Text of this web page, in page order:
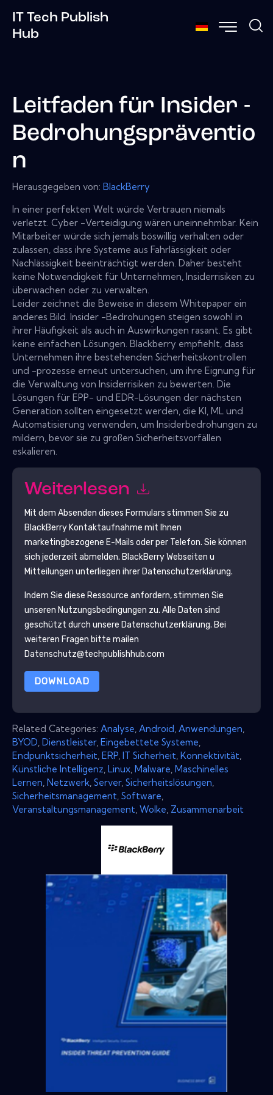
IT Tech Publish
Hub
Leitfaden für Insider -
Bedrohungspräventio
n
Herausgegeben von: BlackBerry
In einer perfekten Welt würde Vertrauen niemals
verletzt. Cyber ​​-Verteidigung wären uneinnehmbar. Kein
Mitarbeiter würde sich jemals böswillig verhalten oder
zulassen, dass ihre Systeme aus Fahrlässigkeit oder
Nachlässigkeit beeinträchtigt werden. Daher besteht
keine Notwendigkeit für Unternehmen, Insiderrisiken zu
überwachen oder zu verwalten.
Leider zeichnet die Beweise in diesem Whitepaper ein
anderes Bild. Insider -Bedrohungen steigen sowohl in
ihrer Häufigkeit als auch in Auswirkungen rasant. Es gibt
keine einfachen Lösungen. Blackberry empfiehlt, dass
Unternehmen ihre bestehenden Sicherheitskontrollen
und -prozesse erneut untersuchen, um ihre Eignung für
die Verwaltung von Insiderrisiken zu bewerten. Die
Lösungen für EPP- und EDR-Lösungen der nächsten
Generation sollten eingesetzt werden, die KI, ML und
Automatisierung verwenden, um Insiderbedrohungen zu
mildern, bevor sie zu großen Sicherheitsvorfällen
eskalieren.
Weiterlesen
Mit dem Absenden dieses Formulars stimmen Sie zu
BlackBerryKontaktaufnahme mit Ihnen
marketingbezogene E-Mails oder per Telefon. Sie können
sich jederzeit abmelden. BlackBerryWebseiten u
Mitteilungen unterliegen ihrer Datenschutzerklärung.
Indem Sie diese Ressource anfordern, stimmen Sie
unseren Nutzungsbedingungen zu. Alle Daten sind
geschützt durch unsere Datenschutzerklärung. Bei
weiteren Fragen bitte mailen
Datenschutz@techpublishhub.com
DOWNLOAD
Related Categories: Analyse Android Anwendungen
BYOD Dienstleister, Eingebettete Systeme
Endpunktsicherheit ERP IT Sicherheit Konnektivität
Künstliche Intelligenz Linux Malware Maschinelles
Lernen Netzwerk Server, Sicherheitslösungen
Sicherheitsmanagement Software
Veranstaltungsmanagement Wolke Zusammenarbeit